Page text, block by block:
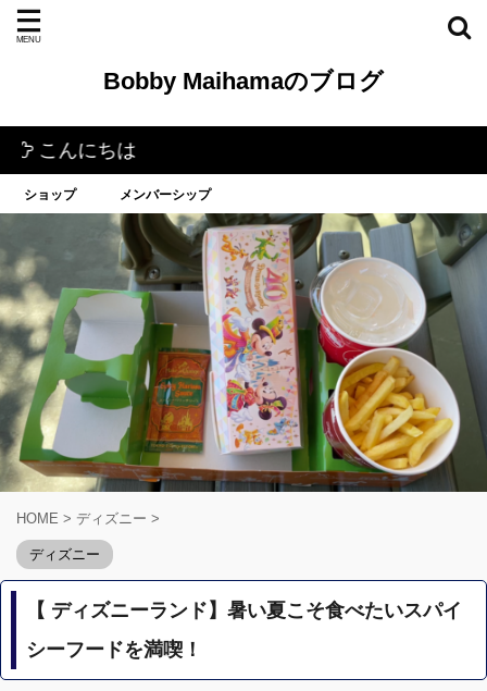
Bobby Maihamaのブログ
にちは
ショップ メンバーシップ
HOME > ディズニー >
ディズニー
【 ディズニーランド】暑い夏こそ食べたいスパイ
シーフードを満喫！